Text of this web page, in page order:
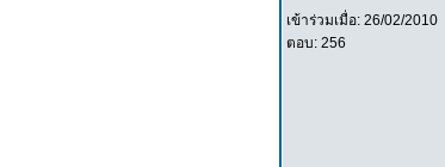
เข้าร่วมเมื่อ: 26/02/2010
ตอบ: 256